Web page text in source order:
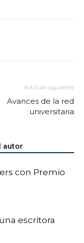
Artículo siguiente
Avances de la red
universitaria
autor
con Premio
escritora